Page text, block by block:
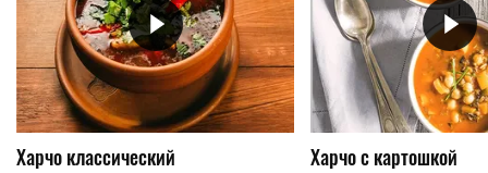
Харчо классический Харчо с картошкой